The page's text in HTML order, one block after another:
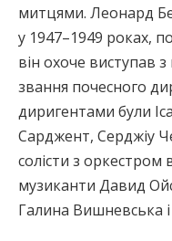
митцями. Леонард
у 1947–1949 роках,
він охоче виступав
звання почесного
диригентами були
Сарджент, Серджіу
солісти з оркестром
музиканти Давид
Галина Вишневська